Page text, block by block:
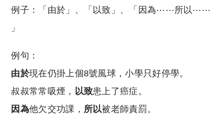
例子：「由於」、「以致」、「因為⋯⋯所以⋯⋯
」
例句：
由於現在仍掛上個8號風球，小學只好停學。
叔叔常常吸煙， 以致患上了癌症。
因為他欠交功課， 所以被老師責罰。